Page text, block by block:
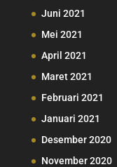
Juni 2021
Mei 2021
April 2021
Maret 2021
Februari 2021
Januari 2021
Desember 2020
November 2020